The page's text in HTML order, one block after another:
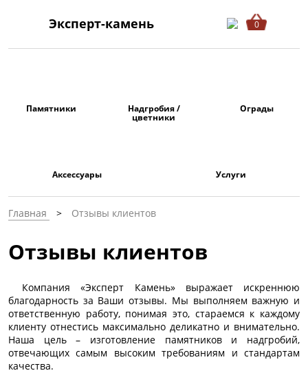
Эксперт-камень 0
Памятники Надгробия /
цветники
Ограды
Аксессуары Услуги
Главная Отзывы клиентов
Отзывы клиентов
Компания «Эксперт Камень» выражает искреннюю
благодарность за Ваши отзывы. Мы выполняем важную и
ответственную работу, понимая это, стараемся к каждому
клиенту отнестись максимально деликатно и внимательно.
Наша цель – изготовление памятников и надгробий,
отвечающих самым высоким требованиям и стандартам
качества.